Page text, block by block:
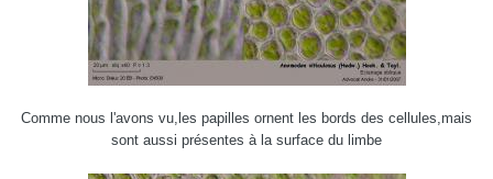
Comme nous l'avons vu,les papilles ornent les bords des cellules,mais
sont aussi présentes à la surface du limbe